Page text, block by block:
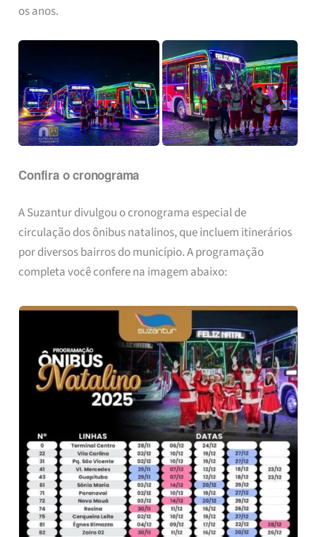
os anos.
Confira o cronograma
A Suzantur divulgou o cronograma especial de
circulação dos ônibus natalinos, que incluem itinerários
por diversos bairros do município. A programação
completa você confere na imagem abaixo: